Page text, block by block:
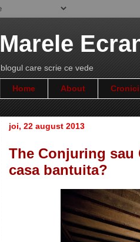
Marele
blogul care scrie ce vede
Home About Cronici
joi, 22 august 2013
The Conjuring sau
casa bantuita?